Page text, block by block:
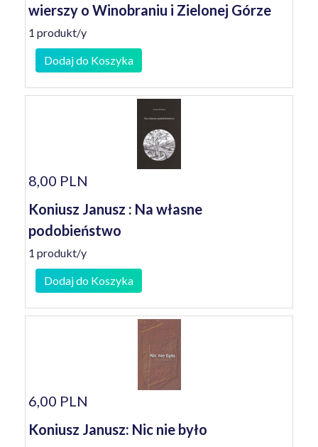
wierszy o Winobraniu i Zielonej Górze
1 produkt/y
Dodaj do Koszyka
8,00 PLN
Koniusz Janusz : Na własne
podobieństwo
1 produkt/y
Dodaj do Koszyka
6,00 PLN
Koniusz Janusz: Nic nie było